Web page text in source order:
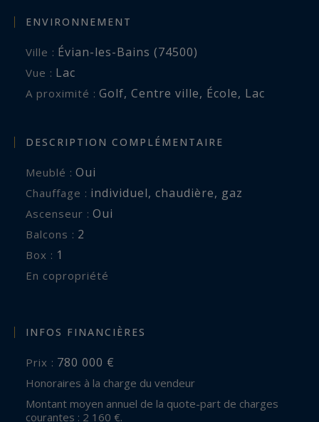
ENVIRONNEMENT
Ville : Évian-les-Bains (74500)
Vue : Lac
A proximité : Golf, Centre ville, École, Lac
DESCRIPTION COMPLÉMENTAIRE
Meublé : Oui
Chauffage : individuel, chaudière, gaz
Ascenseur : Oui
balcons : 2
box : 1
En copropriété
INFOS FINANCIÈRES
Prix : 780 000 €
Honoraires à la charge du vendeur
Montant moyen annuel de la quote-part de charges
courantes : 2 160 €.